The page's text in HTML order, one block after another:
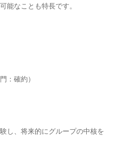
能なことも特長です。
：確約）
し、将来的にグループの中核を